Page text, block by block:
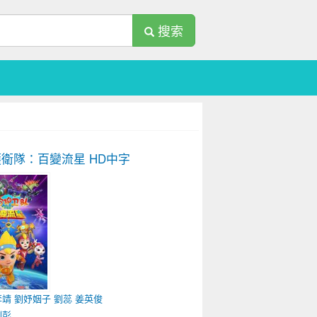
搜索
隊：百變流星 HD中字
劉妤姻子 劉蕊 姜英俊